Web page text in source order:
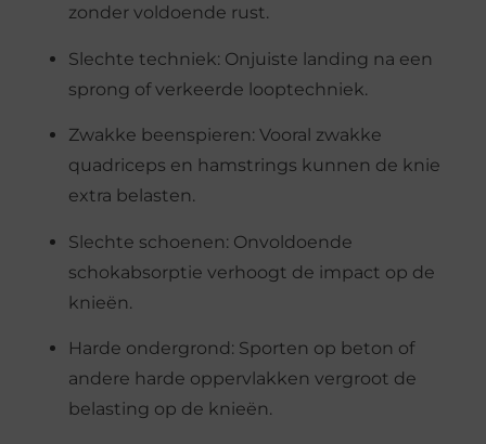
zonder voldoende rust.
Slechte techniek: Onjuiste landing na een
sprong of verkeerde looptechniek.
Zwakke beenspieren: Vooral zwakke
quadriceps en hamstrings kunnen de knie
extra belasten.
Slechte schoenen: Onvoldoende
schokabsorptie verhoogt de impact op de
knieën.
Harde ondergrond: Sporten op beton of
andere harde oppervlakken vergroot de
belasting op de knieën.